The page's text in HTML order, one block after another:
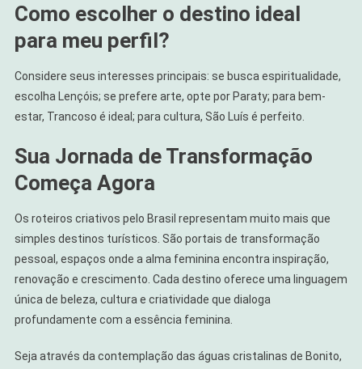
Como escolher o destino ideal
para meu perfil?
Considere seus interesses principais: se busca espiritualidade,
escolha Lençóis; se prefere arte, opte por Paraty; para bem-
estar, Trancoso é ideal; para cultura, São Luís é perfeito.
Sua Jornada de Transformação
Começa Agora
Os roteiros criativos pelo Brasil representam muito mais que
simples destinos turísticos. São portais de transformação
pessoal, espaços onde a alma feminina encontra inspiração,
renovação e crescimento. Cada destino oferece uma linguagem
única de beleza, cultura e criatividade que dialoga
profundamente com a essência feminina.
Seja através da contemplação das águas cristalinas de Bonito,